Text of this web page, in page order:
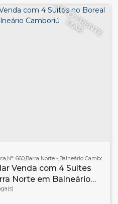
A
P
T
O
F
R
E
N
T
E
M
A
R
Venda com 4 Suítes
Norte em Balneário
,N°: 660,Barra Norte ,Balneário Camboriú